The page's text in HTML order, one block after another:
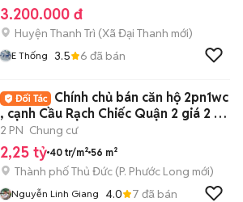
3.200.000 đ
Huyện Thanh Trì (Xã Đại Thanh mới)
E Thống 3.5 6 đã bán
Chính chủ bán căn hộ 2pn1wc
, cạnh Cầu Rạch Chiếc Quận 2 giá 2 tỷ
250
2 PN Chung cư
2,25 tỷ 40 tr/m² 56 m²
Thành phố Thủ Đức (P. Phước Long mới)
Nguyễn Linh Giang 4.0 7 đã bán